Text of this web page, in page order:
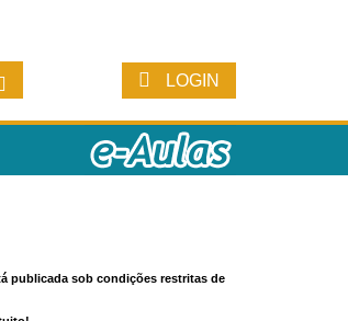
LOGIN
publicada sob condições restritas de